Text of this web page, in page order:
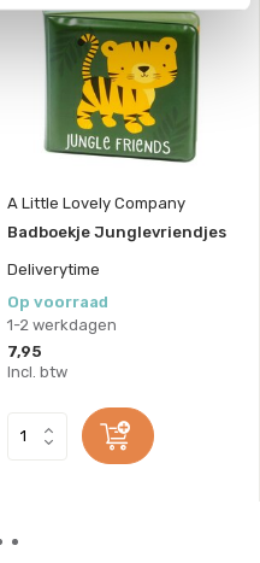
A Little Lovely Company
Badboekje Junglevriendjes
Deliverytime
Op voorraad
1-2 werkdagen
7,95
Incl. btw